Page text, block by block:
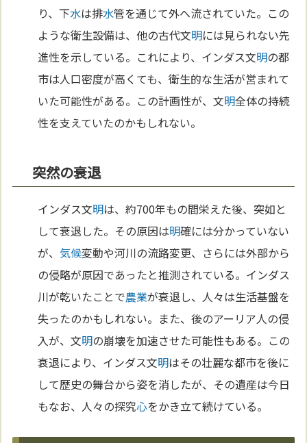
り、下水は排水管を通じて外へ流されていた。この
ような衛生設備は、他の古代文明には見られない先
進性を示している。これにより、インダス文明の都
市は人口密度が高くても、衛生的な生活が営まれて
いた可能性がある。この計画性が、文明全体の持続
性を支えていたのかもしれない。
突然の衰退
インダス文明は、約700年もの間栄えた後、突如と
して衰退した。その原因は明確には分かっていない
が、気候変動や河川の流路変更、さらには外部から
の侵略が原因であったと推測されている。インダス
川が乾いたことで農業が衰退し、人々は生活基盤を
失ったのかもしれない。また、後のアーリア人の侵
入が、文明の崩壊を加速させた可能性もある。この
衰退により、インダス文明はその壮麗な都市を後に
して歴史の舞台から姿を消したが、その遺産は今日
もなお、人々の探究心をかき立て続けている。